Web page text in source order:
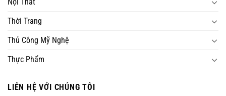
Nội Thất
Thời Trang
Thủ Công Mỹ Nghệ
Thực Phẩm
LIÊN HỆ VỚI CHÚNG TÔI